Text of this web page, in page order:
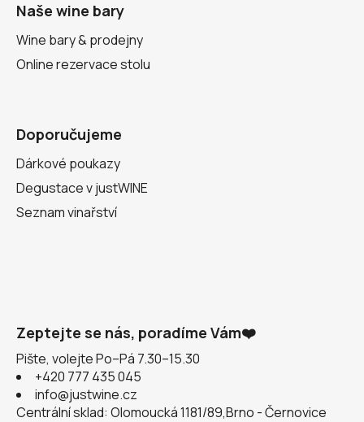
Naše wine bary
Wine bary & prodejny
Online rezervace stolu
Doporučujeme
Dárkové poukazy
Degustace v justWINE
Seznam vinařství
Zeptejte se nás, poradíme Vám❤️
Pište, volejte Po–Pá 7.30–15.30
+420 777 435 045
info@justwine.cz
Centrální sklad: Olomoucká 1181/89,Brno - Černovice